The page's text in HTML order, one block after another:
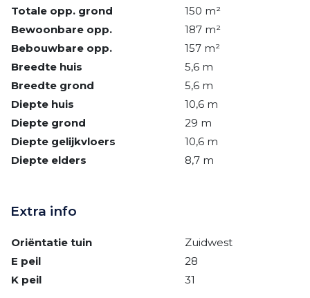
Totale opp. grond
150 m²
Bewoonbare opp.
187 m²
Bebouwbare opp.
157 m²
Breedte huis
5,6 m
Breedte grond
5,6 m
Diepte huis
10,6 m
Diepte grond
29 m
Diepte gelijkvloers
10,6 m
Diepte elders
8,7 m
Extra info
Oriëntatie tuin
Zuidwest
E peil
28
K peil
31